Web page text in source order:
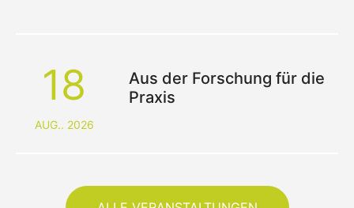
18
AUG.. 2026
Aus der Forschung für die
Praxis